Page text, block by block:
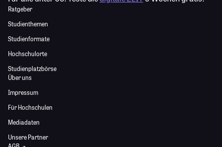
Ratgeber
Studienthemen
Studienformate
Hochschulorte
Studienplatzbörse
Über uns
Impressum
Für Hochschulen
Mediadaten
Unsere Partner